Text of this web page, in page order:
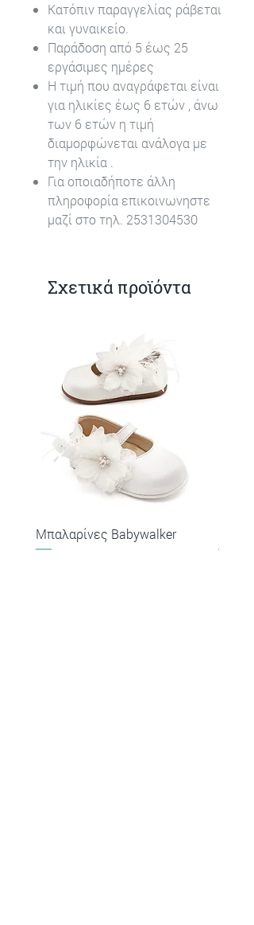
Κατόπιν παραγγελίας ράβεται
και γυναικείο.
Παράδοση από 5 έως 25
εργάσιμες ημέρες
Η τιμή που αναγράφεται είναι
για ηλικίες έως 6 ετών , άνω
των 6 ετών η τιμή
διαμορφώνεται ανάλογα με
την ηλικία .
Για οποιαδήποτε άλλη
πληροφορία επικοινωνηστε
μαζί στο τηλ. 2531304530
Σχετικά προϊόντα
Μπαλαρίνες Babywalker